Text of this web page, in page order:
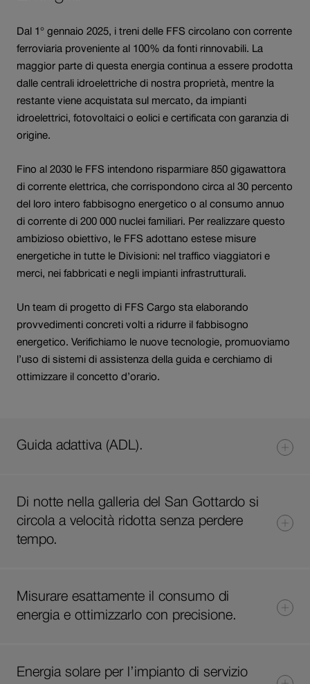
Dal 1° gennaio 2025, i treni delle FFS circolano con corrente
ferroviaria proveniente al 100% da fonti rinnovabili. La
maggior parte di questa energia continua a essere prodotta
dalle centrali idroelettriche di nostra proprietà, mentre la
restante viene acquistata sul mercato, da impianti
idroelettrici, fotovoltaici o eolici e certificata con garanzia di
origine.
Fino al 2030 le FFS intendono risparmiare 850 gigawattora
di corrente elettrica, che corrispondono circa al 30 percento
del loro intero fabbisogno energetico o al consumo annuo
di corrente di 200 000 nuclei familiari. Per realizzare questo
ambizioso obiettivo, le FFS adottano estese misure
energetiche in tutte le Divisioni: nel traffico viaggiatori e
merci, nei fabbricati e negli impianti infrastrutturali.
Un team di progetto di FFS Cargo sta elaborando
provvedimenti concreti volti a ridurre il fabbisogno
energetico. Verifichiamo le nuove tecnologie, promuoviamo
l’uso di sistemi di assistenza della guida e cerchiamo di
ottimizzare il concetto d’orario.
Guida adattiva (ADL).
Di notte nella galleria del San Gottardo si
circola a velocità ridotta senza perdere
tempo.
Misurare esattamente il consumo di
energia e ottimizzarlo con precisione.
Energia solare per l’impianto di servizio